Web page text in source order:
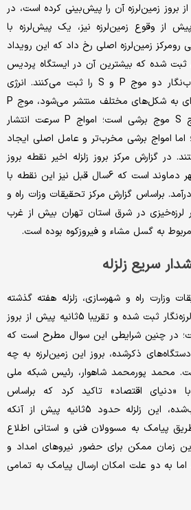
پیش از بروز زمین‌لرزه آن را پیش‌بینی کرده است، در
3ساعت پیش از وقوع زمین‌لرزه نیز، یک پیش‌لرزه با
نزدیکی رومرکز زمین‌لرزه اصلی رخ داد که این رویداد
ثبت شده که بیشترین آن در ایستگاه پردیس
بوده است. دستگاه‌های شتاب‌نگار دو موج P و S را ثبت می‌کنند. انرژی
زمین‌لرزه از طریق امواج لرزه‌ای به شکل‌های مختلف منتشر می‌شود، موج P
موج درونی یا اولیه و موج S موج برشی است؛ امواج P سرعت انتشار
اما امواج برشی مخرب‌تر و عامل اصلی ایجاد
در گزارش مرکز بروز زلزله اخیر نقطه بروز
زلزله اخیر روستا مشاء در شهر دماوند است که 6سال قبل نیز این نقطه با
به لرزه درآمد. براساس گزارش مرکز تحقیقات وزات راه و
در شرق استان تهران بیش از غرب
به گسل مشاء و فیروزکوه بوده است.
سریع زلزله
وزارت راه و شهرسازی، زلزله هفته گذشته
تهران از طریق دستگاه‌های لرزه‌نگار ثبت شده و تقریبا 5ثانیه پیش از بروز
در چنین شرایطی این سوال مطرح است که
ذکرشده، بروز این زمین‌لرزه به چه
محمد پورمحمد شاهوار، رئیس شبکه ملی
«دنیای اقتصاد» تاکید کرد که براساس
دستگاه‌های شتاب‌نگار نصب‌شده، این زلزله حدود 5ثانیه پیش از آنکه
پیامک به مسوولان فنی و استانی اطلاع
زمان ممکن برای حضور نیروهای امداد و
به دو علت امکان ارسال پیامک به تمامی